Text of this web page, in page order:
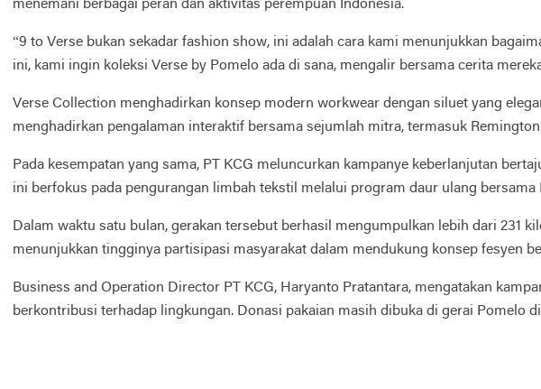
menemani berbagai peran dan aktivitas perempuan Indonesia.
“9 to Verse bukan sekadar fashion show, ini adalah cara kami menunjukkan
ini, kami ingin koleksi Verse by Pomelo ada di sana, mengalir bersama cerita
Verse Collection menghadirkan konsep modern workwear dengan siluet yang
menghadirkan pengalaman interaktif bersama sejumlah mitra, termasuk
Pada kesempatan yang sama, PT KCG meluncurkan kampanye keberlanjutan
ini berfokus pada pengurangan limbah tekstil melalui program daur ulang
Dalam waktu satu bulan, gerakan tersebut berhasil mengumpulkan lebih dari 231
menunjukkan tingginya partisipasi masyarakat dalam mendukung konsep fesyen
Business and Operation Director PT KCG, Haryanto Pratantara, mengatakan
berkontribusi terhadap lingkungan. Donasi pakaian masih dibuka di gerai Pomelo